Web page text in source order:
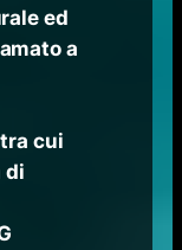
ed
a
cui
di